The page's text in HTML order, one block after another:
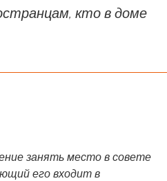
кто в доме
занять место в совете
его входит в